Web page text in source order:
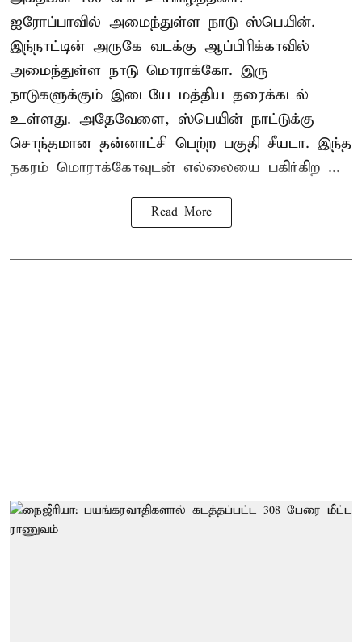
ஐரோப்பாவில் அமைந்துள்ள நாடு ஸ்பெயின்.
இந்நாட்டின் அருகே வடக்கு ஆப்பிரிக்காவில்
அமைந்துள்ள நாடு மொராக்கோ. இரு
நாடுகளுக்கும் இடையே மத்திய தரைக்கடல்
உள்ளது. அதேவேளை, ஸ்பெயின் நாட்டுக்கு
சொந்தமான தன்னாட்சி பெற்ற பகுதி சீயடா. இந்த
நகரம் மொராக்கோவுடன் எல்லையை பகிர்கிற ...
Read More